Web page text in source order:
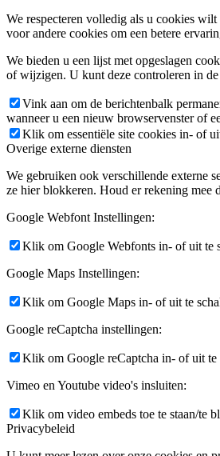
We respecteren volledig als u cookies
voor andere cookies om een betere
We bieden u een lijst met opgeslagen
of wijzigen. U kunt deze controleren in
Vink aan om de berichtenbalk
wanneer u een nieuw browservenster of
Klik om essentiële site cookies in- of
Overige externe diensten
We gebruiken ook verschillende externe
ze hier blokkeren. Houd er rekening mee
Google Webfont Instellingen:
Klik om Google Webfonts in- of uit te
Google Maps Instellingen:
Klik om Google Maps in- of uit te
Google reCaptcha instellingen:
Klik om Google reCaptcha in- of uit te
Vimeo en Youtube video's insluiten:
Klik om video embeds toe te staan/te
Privacybeleid